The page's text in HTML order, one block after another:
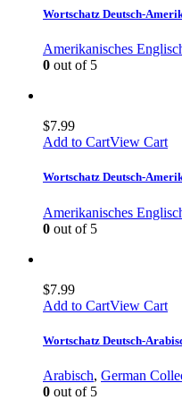
Wortschatz Deutsch-
Amerikanisches
0 out of 5
$7.99
Add to CartView Cart
Wortschatz Deutsch-
Amerikanisches
0 out of 5
$7.99
Add to CartView Cart
Wortschatz Deutsch-
Arabisch, German
0 out of 5